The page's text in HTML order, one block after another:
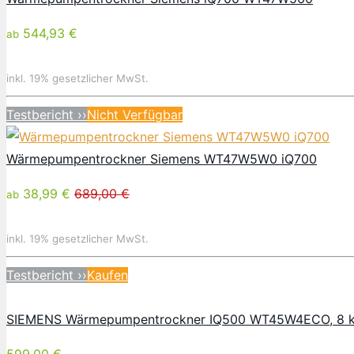
ab 544,93 €
inkl. 19% gesetzlicher MwSt.
Testbericht ››Nicht Verfügbar
Wärmepumpentrockner Siemens WT47W5W0 iQ700
ab 38,99 € 689,00 €
inkl. 19% gesetzlicher MwSt.
Testbericht ››Kaufen
SIEMENS Wärmepumpentrockner IQ500 WT45W4ECO, 8